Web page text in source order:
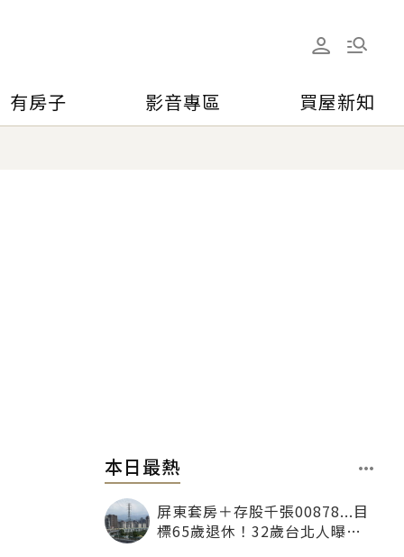
有房子 影音專區 買屋新知
本日最熱
屏東套房＋存股千張00878...目
標65歲退休！32歲台北人曝：